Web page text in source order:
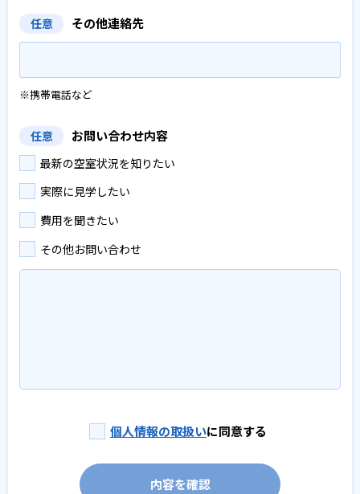
任意 その他連絡先
※携帯電話など
任意 お問い合わせ内容
最新の空室状況を知りたい
実際に見学したい
費用を聞きたい
その他お問い合わせ
個人情報の取扱いに同意する
内容を確認